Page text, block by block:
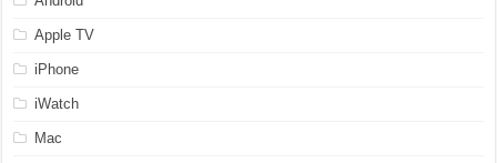
Apple TV
iPhone
iWatch
Mac